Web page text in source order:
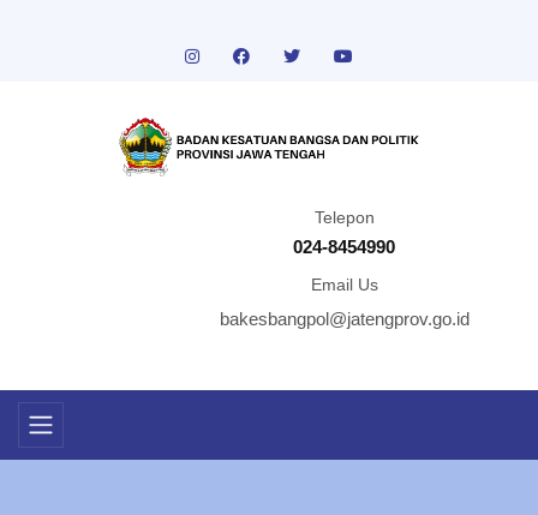
Telepon
024-8454990
Email Us
bakesbangpol@jatengprov.go.id